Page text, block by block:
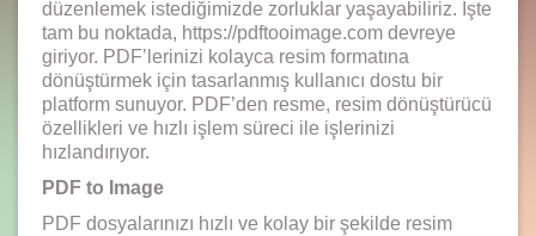
düzenlemek istediğimizde zorluklar yaşayabiliriz. İşte
tam bu noktada, https://pdftooimage.com devreye
giriyor. PDF’lerinizi kolayca resim formatına
dönüştürmek için tasarlanmış kullanıcı dostu bir
platform sunuyor. PDF’den resme, resim dönüştürücü
özellikleri ve hızlı işlem süreci ile işlerinizi
hızlandırıyor.
PDF to Image
PDF dosyalarınızı hızlı ve kolay bir şekilde resim